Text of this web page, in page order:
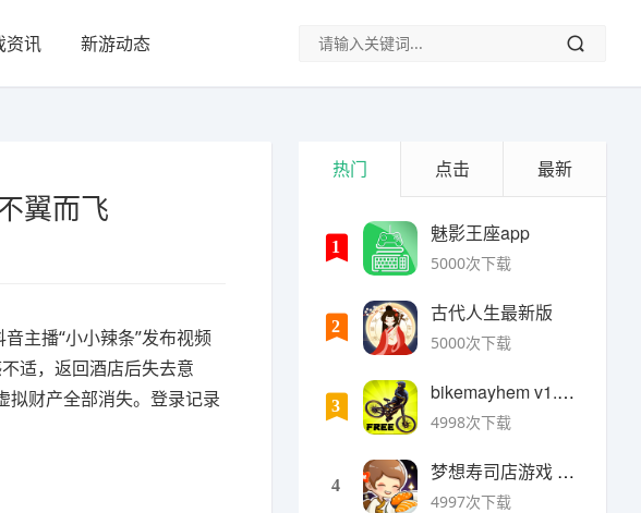
资讯 新游动态
翼而飞
主播“小小辣条”发布视频
适，返回酒店后失去意
拟财产全部消失。登录记录
热门 点击 最新
1
魅影王座app
5000次下载
2
古代人生最新版
5000次下载
3
bikemayhem v1.6.2安卓版
4998次下载
4
梦想寿司店游戏 v4.14.1安卓版
4997次下载